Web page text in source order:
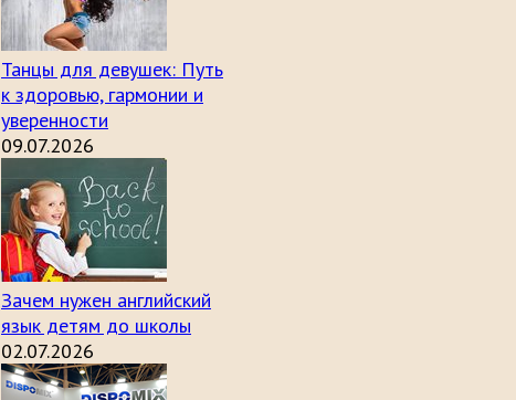
Танцы для девушек: Путь
к здоровью, гармонии и
уверенности
09.07.2026
Зачем нужен английский
язык детям до школы
02.07.2026